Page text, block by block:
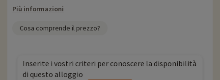
Più informazioni
Cosa comprende il prezzo?
Inserite i vostri criteri per conoscere la disponibilità
di questo alloggio